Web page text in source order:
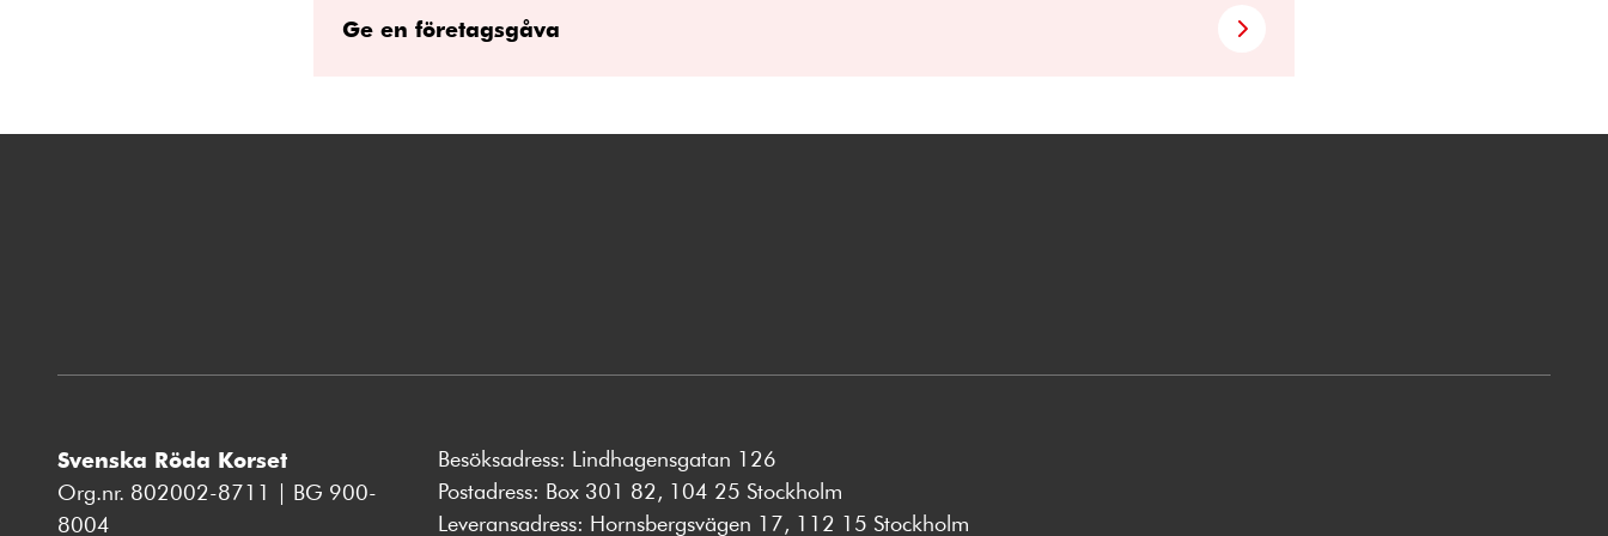
Ge en företagsgåva
Svenska Röda Korset
Org.nr. 802002-8711 | BG 900-
8004
Besöksadress: Lindhagensgatan 126
Postadress: Box 301 82, 104 25 Stockholm
Leveransadress: Hornsbergsvägen 17, 112 15 Stockholm